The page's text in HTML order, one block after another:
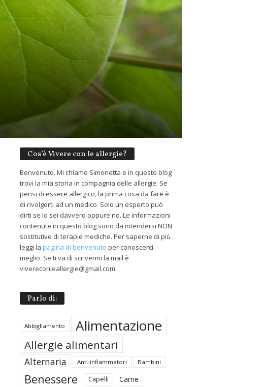
Cos’è Vivere con le allergie?
Benvenuto. Mi chiamo Simonetta e in questo blog
trovi la mia storia in compagnia delle allergie. Se
pensi di essere allergico, la prima cosa da fare è
di rivolgerti ad un medico. Solo un esperto può
dirti se lo sei davvero oppure no. Le informazioni
contenute in questo blog sono da intendersi NON
sostitutive di terapie mediche. Per saperne di più
leggi la pagina di benvenuto per conoscerci
meglio. Se ti va di scrivermi la mail è
vivereconleallergie@gmail.com
Parlo di:
Abbigliamento Alimentazione
Allergie alimentari
Alternaria Anti-infiammatori Bambini
Benessere Capelli Carne